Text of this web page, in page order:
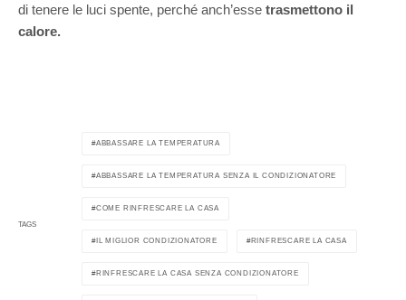
di tenere le luci spente, perché anch’esse trasmettono il
calore.
TAGS
ABBASSARE LA TEMPERATURA
ABBASSARE LA TEMPERATURA SENZA IL CONDIZIONATORE
COME RINFRESCARE LA CASA
IL MIGLIOR CONDIZIONATORE RINFRESCARE LA CASA
RINFRESCARE LA CASA SENZA CONDIZIONATORE